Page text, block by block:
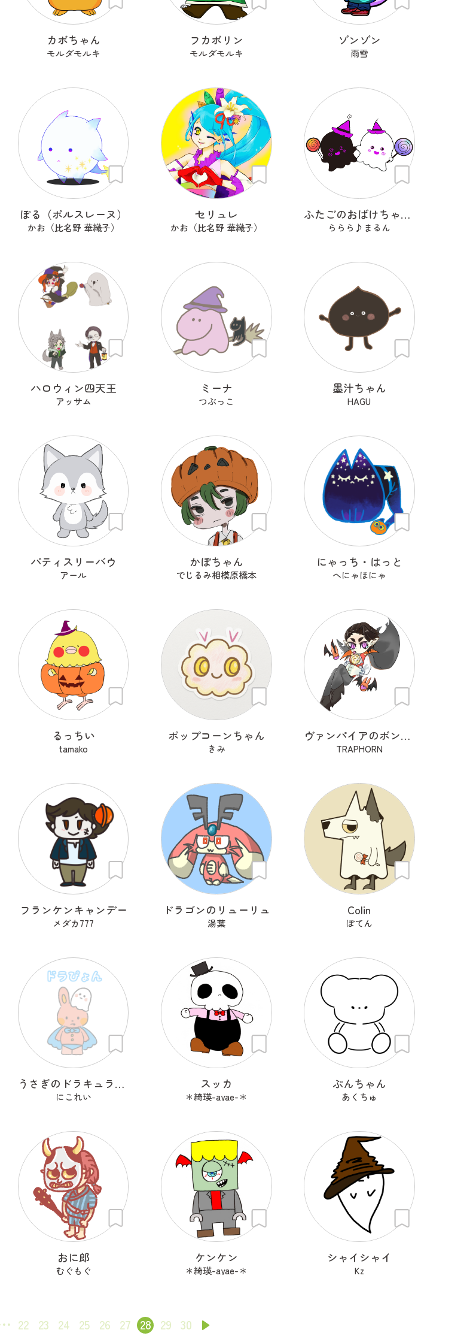
カボちゃん
モルダモルキ
フカボリン
モルダモルキ
ゾンゾン
雨雪
ぽる（ポルスレーヌ）
かお（比名野 華織子）
セリュレ
かお（比名野 華織子）
ふたごのおばけちゃん！くろんとしろん
ららら♪まるん
ハロウィン四天王
アッサム
ミーナ
つぶっこ
墨汁ちゃん
HAGU
パティスリーバウ
アール
かぼちゃん
でじるみ相模原橋本
にゃっち・はっと
へにゃほにゃ
るっちい
tamako
ポップコーンちゃん
きみ
ヴァンパイアのボンボナ
TRAPHORN
フランケンキャンデー
メダカ777
ドラゴンのリューリュ
湯葉
Colin
ぽてん
うさぎのドラキュラ「ドラぴょん」
にこれい
スッカ
＊綺瑛-ayae-＊
ぷんちゃん
あくちゅ
おに郎
むぐもぐ
ケンケン
＊綺瑛-ayae-＊
シャイシャイ
Kz
22 23 24 25 26 27 28 29 30